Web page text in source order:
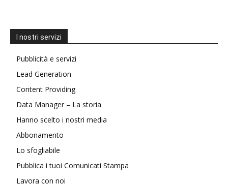
I nostri servizi
Pubblicità e servizi
Lead Generation
Content Providing
Data Manager – La storia
Hanno scelto i nostri media
Abbonamento
Lo sfogliabile
Pubblica i tuoi Comunicati Stampa
Lavora con noi